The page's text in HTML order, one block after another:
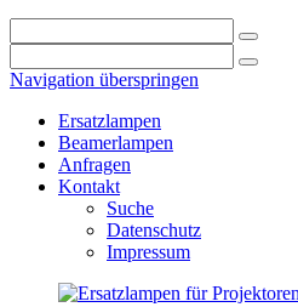
Navigation überspringen
Ersatzlampen
Beamerlampen
Anfragen
Kontakt
Suche
Datenschutz
Impressum